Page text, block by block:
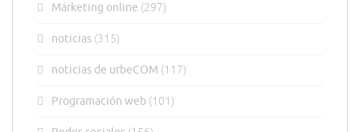
Márketing online (297)
noticias (315)
noticias de urbeCOM (117)
Programación web (101)